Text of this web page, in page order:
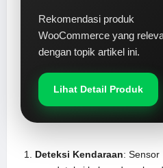
Rekomendasi produk
WooCommerce yang
dengan topik artikel ini.
Lihat Detail Produk
Deteksi Kendaraan: Sensor